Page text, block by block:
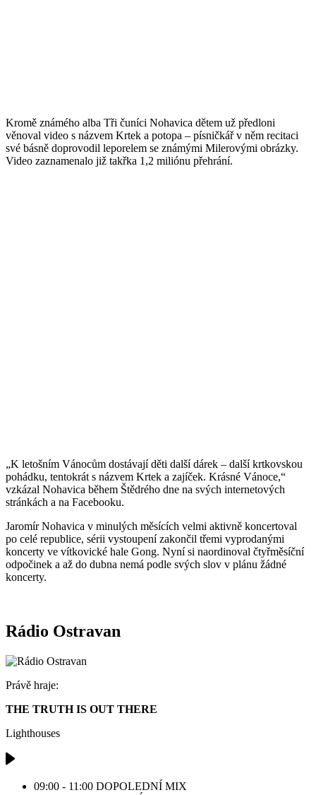
Kromě známého alba Tři čuníci Nohavica dětem už předloni
věnoval video s názvem Krtek a potopa – písničkář v něm recitaci
své básně doprovodil leporelem se známými Milerovými obrázky.
Video zaznamenalo již takřka 1,2 miliónu přehrání.
„K letošním Vánocům dostávají děti další dárek – další krtkovskou
pohádku, tentokrát s názvem Krtek a zajíček. Krásné Vánoce,“
vzkázal Nohavica během Štědrého dne na svých internetových
stránkách a na Facebooku.
Jaromír Nohavica v minulých měsících velmi aktivně koncertoval
po celé republice, sérii vystoupení zakončil třemi vyprodanými
koncerty ve vítkovické hale Gong. Nyní si naordinoval čtyřměsíční
odpočinek a až do dubna nemá podle svých slov v plánu žádné
koncerty.
Rádio Ostravan
Právě hraje:
THE TRUTH IS OUT THERE
Lighthouses
09:00 - 11:00 DOPOLEDNÍ MIX